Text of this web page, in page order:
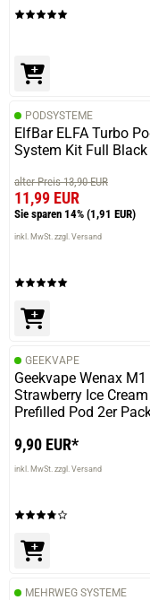
PODSYSTEME
ElfBar ELFA Turbo
System Kit Full Black
alter Preis 13,90 EUR
11,99 EUR
Sie sparen 14% (1,91 EUR)
inkl. MwSt. zzgl. Versand
GEEKVAPE
Geekvape Wenax
Strawberry Ice
Prefilled Pod 2er
9,90 EUR*
inkl. MwSt. zzgl. Versand
MEHRWEG SYSTEME